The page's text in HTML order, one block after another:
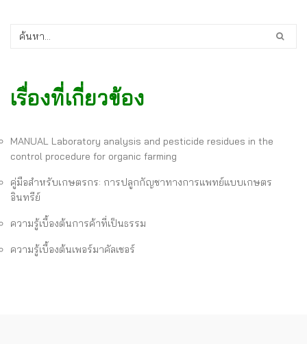
เรื่องที่เกี่ยวข้อง
MANUAL Laboratory analysis and pesticide residues in the
control procedure for organic farming
คู่มือสำหรับเกษตรกร: การปลูกกัญชาทางการแพทย์แบบเกษตร
อินทรีย์
ความรู้เบื้องต้นการค้าที่เป็นธรรม
ความรู้เบื้องต้นเพอร์มาคัลเชอร์